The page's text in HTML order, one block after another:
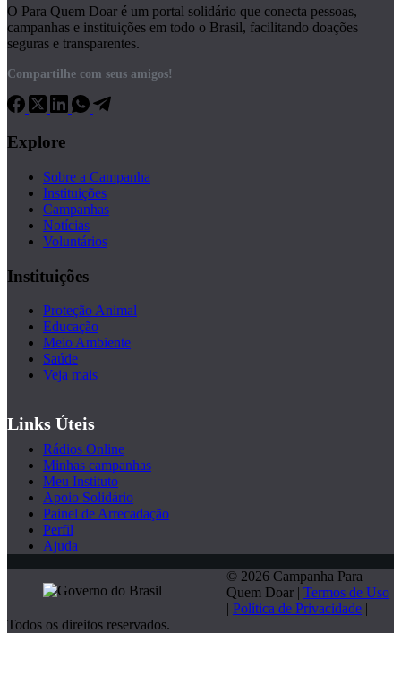
O Para Quem Doar é um portal solidário que conecta pessoas,
campanhas e instituições em todo o Brasil, facilitando doações
seguras e transparentes.
Compartilhe com seus amigos!
Explore
Sobre a Campanha
Instituições
Campanhas
Notícias
Voluntários
Instituições
Proteção Animal
Educação
Meio Ambiente
Saúde
Veja mais
Links Úteis
Rádios Online
Minhas campanhas
Meu Instituto
Apoio Solidário
Painel de Arrecadação
Perfil
Ajuda
© 2026 Campanha Para
Quem Doar | Termos de Uso
| Política de Privacidade |
Todos os direitos reservados.